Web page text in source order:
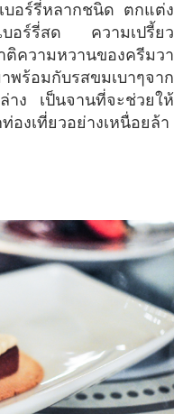
เบอร์รี่หลากชนิด ตกแต่ง
เบอร์รี่สด ความเปรี้ยว
ความหวานของครีมวา
อมกับรสขมเบาๆจาก
าง เป็นจานที่จะช่วยให้
งเที่ยวอย่างเหนื่อยล้า